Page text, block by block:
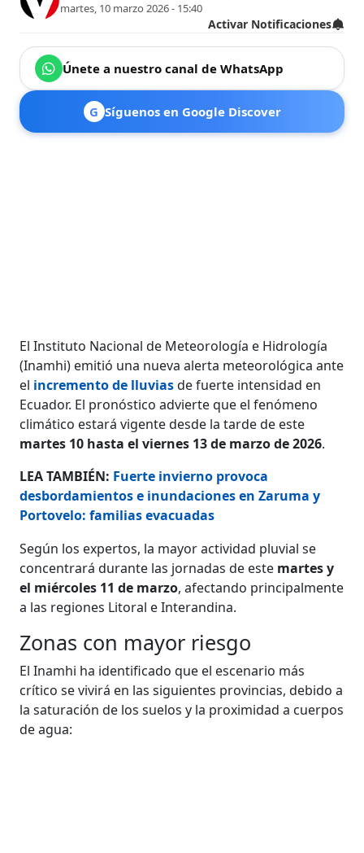
martes, 10 marzo 2026 - 15:40
Activar Notificaciones
Únete a nuestro canal de WhatsApp
G Síguenos en Google Discover
El Instituto Nacional de Meteorología e Hidrología
(Inamhi) emitió una nueva alerta meteorológica ante
el incremento de lluviasde fuerte intensidad en
Ecuador. El pronóstico advierte que el fenómeno
climático estará vigente desde la tarde de este
martes 10 hasta el viernes 13 de marzo de 2026.
LEA TAMBIÉN: Fuerte invierno provoca
desbordamientos e inundaciones en Zaruma y
Portovelo: familias evacuadas
Según los expertos, la mayor actividad pluvial se
concentrará durante las jornadas de este martes y
el miércoles 11 de marzo, afectando principalmente
a las regiones Litoral e Interandina.
Zonas con mayor riesgo
El Inamhi ha identificado que el escenario más
crítico se vivirá en las siguientes provincias, debido a
la saturación de los suelos y la proximidad a cuerpos
de agua: